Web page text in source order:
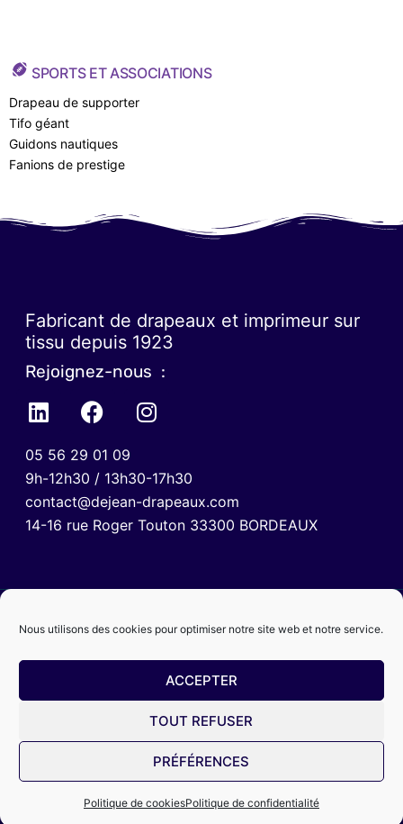
Nous utilisons des cookies pour optimiser notre site web et notre service.
ACCEPTER
TOUT REFUSER
PRÉFÉRENCES
Politique de cookiesPolitique de confidentialité
SPORTS ET ASSOCIATIONS
Drapeau de supporter
Tifo géant
Guidons nautiques
Fanions de prestige
Fabricant de drapeaux et imprimeur sur
tissu depuis 1923
Rejoignez-nous :
05 56 29 01 09
9h-12h30 / 13h30-17h30
contact@dejean-drapeaux.com
14-16 rue Roger Touton 33300 BORDEAUX
Mentions légalesPolitique de confidentialitéCGV
© 2024 Dejean Drapeaux